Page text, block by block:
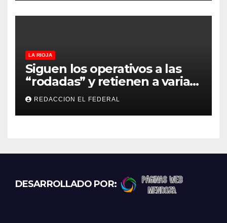
LA RIOJA
Siguen los operativos a las
“rodadas” y retienen a varias
motocicletas
REDACCION EL FEDERAL
DESARROLLADO POR: